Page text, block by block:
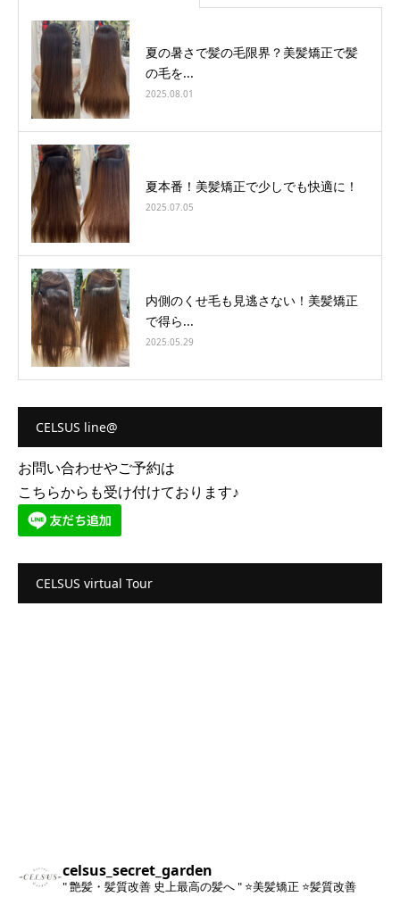
夏の暑さで髪の毛限界？美髪矯正で髪
の毛を...
2025.08.01
夏本番！美髪矯正で少しでも快適に！
2025.07.05
内側のくせ毛も見逃さない！美髪矯正
で得ら...
2025.05.29
CELSUS line@
お問い合わせやご予約は
こちらからも受け付けております♪
CELSUS virtual Tour
celsus_secret_garden
" 艶髪・髪質改善 史上最高の髪へ " ⭐️美髪矯正 ⭐️髪質改善